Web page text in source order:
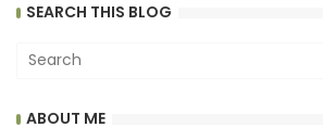
SEARCH THIS BLOG
ABOUT ME